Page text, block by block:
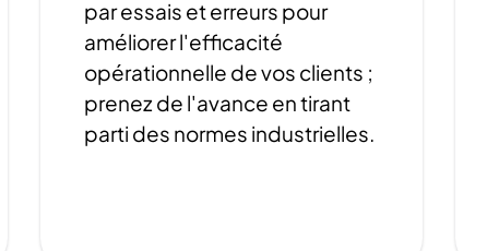
par essais et erreurs pour
améliorer l'efficacité
opérationnelle de vos clients ;
prenez de l'avance en tirant
parti des normes industrielles.